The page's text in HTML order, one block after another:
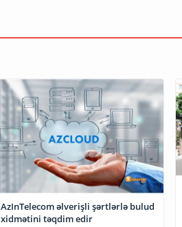
AzInTelecom əlverişli şərtlərlə bulud
xidmətini təqdim edir